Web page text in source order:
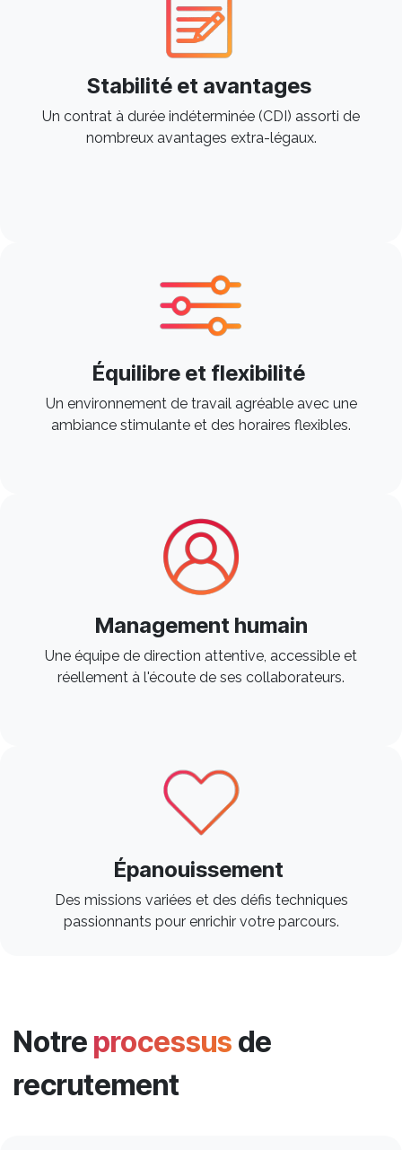
Stabilité et avantages
Un contrat à durée indéterminée (CDI) assorti de
nombreux avantages extra-légaux.
Équilibre et flexibilité
Un environnement de travail agréable avec une
ambiance stimulante et des horaires flexibles.​
Management humain
Une équipe de direction attentive, accessible et
réellement à l'écoute de ses collaborateurs.​
Épanouissement
Des missions variées et des défis techniques
passionnants pour enrichir votre parcours.​
Notre processus de
recrutement